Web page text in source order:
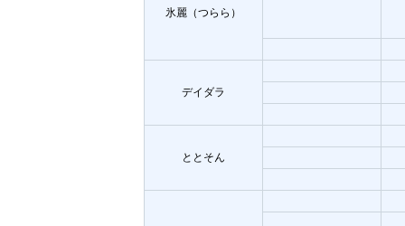
氷麗（つらら）
デイダラ
ととそん